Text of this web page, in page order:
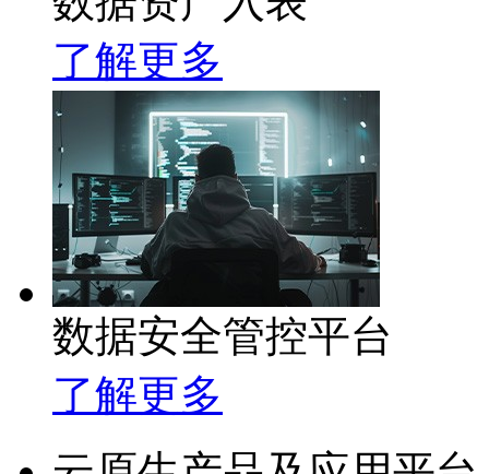
了解更多
数据安全管控平台
了解更多